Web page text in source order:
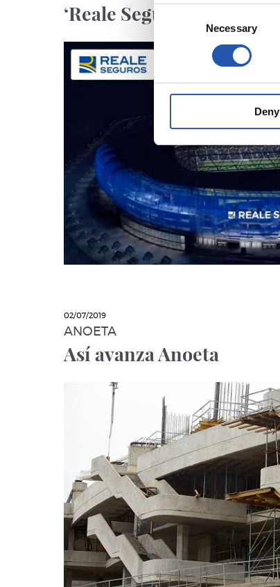
Consent
Necessary
Deny
‘Reale Seguros Stadium'
02/07/2019
ANOETA
Así avanza Anoeta